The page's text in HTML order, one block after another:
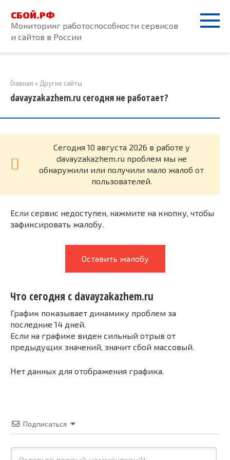
контенту
СБОЙ.РФ
Мониторинг работоспособности сервисов
и сайтов в России
Главная » Другие сайты
davayzakazhem.ru сегодня не работает?
Cегодня 10 августа 2026 в работе у
davayzakazhem.ru проблем мы не
обнаружили или получили мало жалоб от
пользователей.
Если сервис недоступен, нажмите на кнопку, чтобы
зафиксировать жалобу.
Оставить жалобу
Что сегодня с davayzakazhem.ru
График показывает динамику проблем за
последние 14 дней.
Если на графике виден сильный отрыв от
предыдущих значений, значит сбой массовый.
Нет данных для отображения графика.
Подписаться